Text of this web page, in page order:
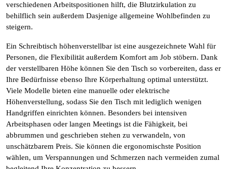
verschiedenen Arbeitspositionen hilft, die Blutzirkulation zu
behilflich sein außerdem Dasjenige allgemeine Wohlbefinden zu
steigern.
Ein Schreibtisch höhenverstellbar ist eine ausgezeichnete Wahl für
Personen, die Flexibilität außerdem Komfort am Job stöbern. Dank
der verstellbaren Höhe können Sie den Tisch so vorbereiten, dass er
Ihre Bedürfnisse ebenso Ihre Körperhaltung optimal unterstützt.
Viele Modelle bieten eine manuelle oder elektrische
Höhenverstellung, sodass Sie den Tisch mit lediglich wenigen
Handgriffen einrichten können. Besonders bei intensiven
Arbeitsphasen oder langen Meetings ist die Fähigkeit, bei
abbrummen und geschrieben stehen zu verwandeln, von
unschätzbarem Preis. Sie können die ergonomischste Position
wählen, um Verspannungen und Schmerzen nach vermeiden zumal